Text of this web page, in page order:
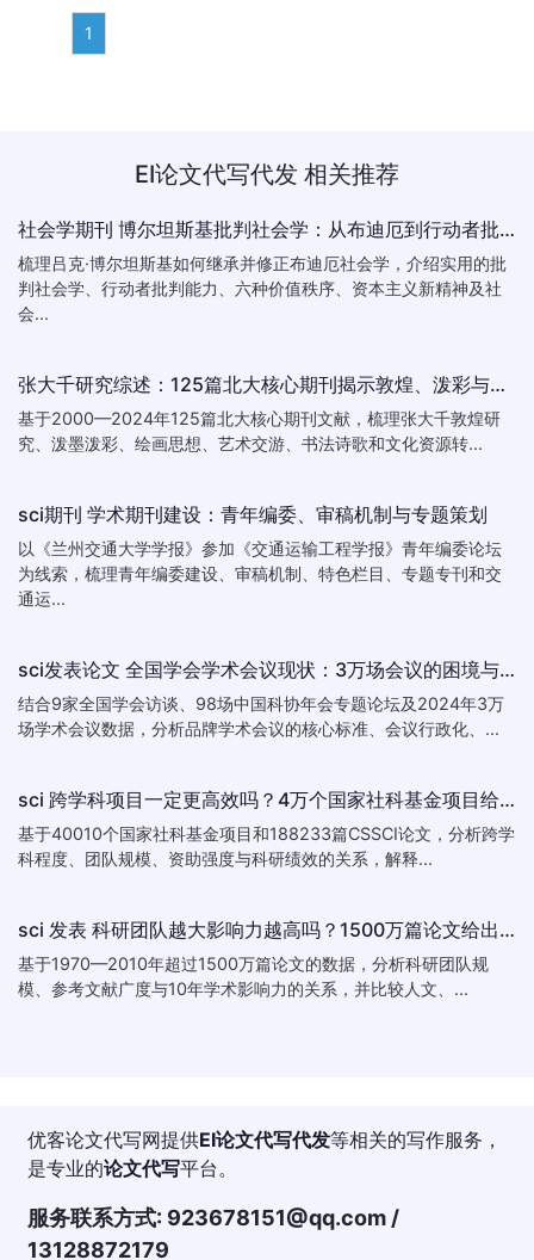
1
EI论文代写代发 相关推荐
社会学期刊 博尔坦斯基批判社会学：从布迪厄到行动者批判能力
梳理吕克·博尔坦斯基如何继承并修正布迪厄社会学，介绍实用的批
判社会学、行动者批判能力、六种价值秩序、资本主义新精神及社
会...
张大千研究综述：125篇北大核心期刊揭示敦煌、泼彩与文创热点
基于2000—2024年125篇北大核心期刊文献，梳理张大千敦煌研
究、泼墨泼彩、绘画思想、艺术交游、书法诗歌和文化资源转...
sci期刊 学术期刊建设：青年编委、审稿机制与专题策划
以《兰州交通大学学报》参加《交通运输工程学报》青年编委论坛
为线索，梳理青年编委建设、审稿机制、特色栏目、专题专刊和交
通运...
sci发表论文 全国学会学术会议现状：3万场会议的困境与改进
结合9家全国学会访谈、98场中国科协年会专题论坛及2024年3万
场学术会议数据，分析品牌学术会议的核心标准、会议行政化、...
sci 跨学科项目一定更高效吗？4万个国家社科基金项目给出的答案
基于40010个国家社科基金项目和188233篇CSSCI论文，分析跨学
科程度、团队规模、资助强度与科研绩效的关系，解释...
sci 发表 科研团队越大影响力越高吗？1500万篇论文给出的答案
基于1970—2010年超过1500万篇论文的数据，分析科研团队规
模、参考文献广度与10年学术影响力的关系，并比较人文、...
优客论文代写网提供EI论文代写代发等相关的写作服务，
是专业的论文代写平台。
服务联系方式: 923678151@qq.com /
13128872179